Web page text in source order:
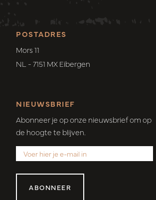
POSTADRES
Mors 11
NL - 7151 MX Eibergen
NIEUWSBRIEF
Abonneer je op onze nieuwsbrief om op
de hoogte te blijven.
ABONNEER